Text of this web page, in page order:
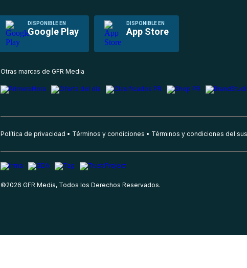
DISPONIBLE EN
Google Play
DISPONIBLE EN
App Store
Otras marcas de GFR Media
Política de privacidad Términos y condiciones Términos y condiciones del
©2026 GFR Media, Todos los Derechos Reservados.